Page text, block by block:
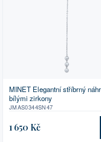
MINET Elegantní stříbrný
bílými zirkony
JMAS0344SN47
1 650 Kč